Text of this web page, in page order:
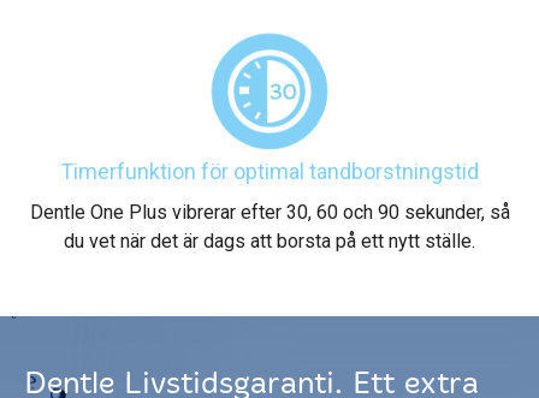
Timerfunktion för optimal tandborstningstid
Dentle One Plus vibrerar efter 30, 60 och 90 sekunder, så
du vet när det är dags att borsta på ett nytt ställe.
Dentle Livstidsgaranti. Ett extra